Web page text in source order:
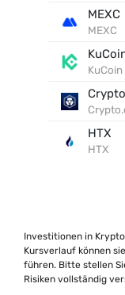
MEXC
MEXC
KuCoin
HTX
HTX
Investitionen in
Kursverlauf können
führen. Bitte stellen
Risiken vollständig